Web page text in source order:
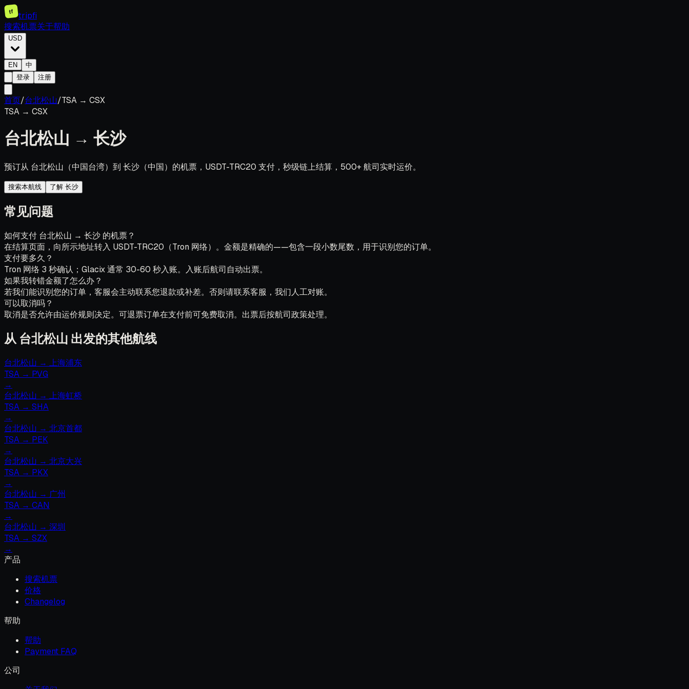
tf
tripfi
搜索机票关于帮助
USD
EN
中
登录
注册
首页/台北松山/TSA → CSX
TSA → CSX
台北松山 → 长沙
预订从 台北松山（中国台湾）到 长沙（中国）的机票，USDT-TRC20 支付，秒级链上结算，500+ 航司实时运价。
搜索本航线 了解 长沙
常见问题
如何支付 台北松山 → 长沙 的机票？
在结算页面，向所示地址转入 USDT-TRC20（Tron 网络）。金额是精确的——包含一段小数尾数，用于识别您的订单。
支付要多久？
Tron 网络 3 秒确认；Glacix 通常 30-60 秒入账。入账后航司自动出票。
如果我转错金额了怎么办？
若我们能识别您的订单，客服会主动联系您退款或补差。否则请联系客服，我们人工对账。
可以取消吗？
取消是否允许由运价规则决定。可退票订单在支付前可免费取消。出票后按航司政策处理。
从 台北松山 出发的其他航线
台北松山 → 上海浦东
TSA → PVG
→
台北松山 → 上海虹桥
TSA → SHA
→
台北松山 → 北京首都
TSA → PEK
→
台北松山 → 北京大兴
TSA → PKX
→
台北松山 → 广州
TSA → CAN
→
台北松山 → 深圳
TSA → SZX
→
产品
搜索机票
价格
Changelog
帮助
帮助
Payment FAQ
公司